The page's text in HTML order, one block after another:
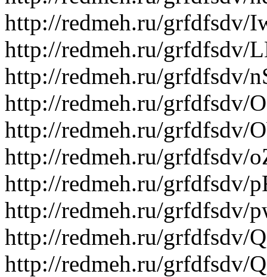
http://redmeh.ru/grfdfsdv/
http://redmeh.ru/grfdfsdv/
http://redmeh.ru/grfdfsdv/
http://redmeh.ru/grfdfsdv/
http://redmeh.ru/grfdfsdv/
http://redmeh.ru/grfdfsdv/
http://redmeh.ru/grfdfsdv/
http://redmeh.ru/grfdfsdv/
http://redmeh.ru/grfdfsdv/
http://redmeh.ru/grfdfsdv/